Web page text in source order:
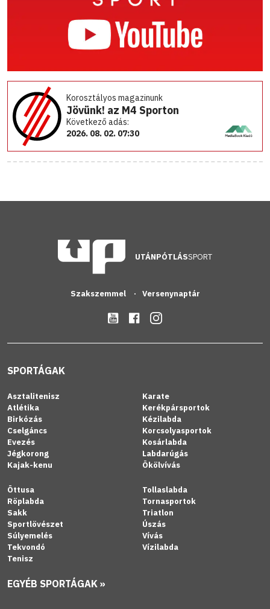
Korosztályos magazinunk
Jövünk! az M4 Sporton
Következő adás:
2026. 08. 02. 07:30
UTÁNPÓTLÁSSPORT
Szakszemmel Versenynaptár
SPORTÁGAK
Asztalitenisz
Atlétika
Birkózás
Cselgáncs
Evezés
Jégkorong
Kajak-kenu
Karate
Kerékpársportok
Kézilabda
Korcsolyasportok
Kosárlabda
Labdarúgás
Ökölvívás
Öttusa
Röplabda
Sakk
Sportlövészet
Súlyemelés
Tekvondó
Tenisz
Tollaslabda
Tornasportok
Triatlon
Úszás
Vívás
Vízilabda
EGYÉB SPORTÁGAK »